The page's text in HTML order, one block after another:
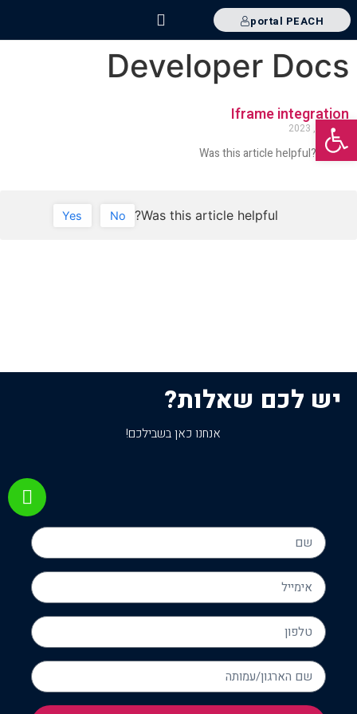
portal PEACH
Developer Docs
Iframe integration
ינואר 31, 2023
Was this article helpful?YesNo
Was this article helpful?
Yes No
יש לכם שאלות?
אנחנו כאן בשבילכם!
פתח סרגל נגישות